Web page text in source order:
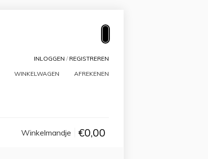
INLOGGEN / REGISTREREN
WINKELWAGEN AFREKENEN
Winkelmandje €0,00